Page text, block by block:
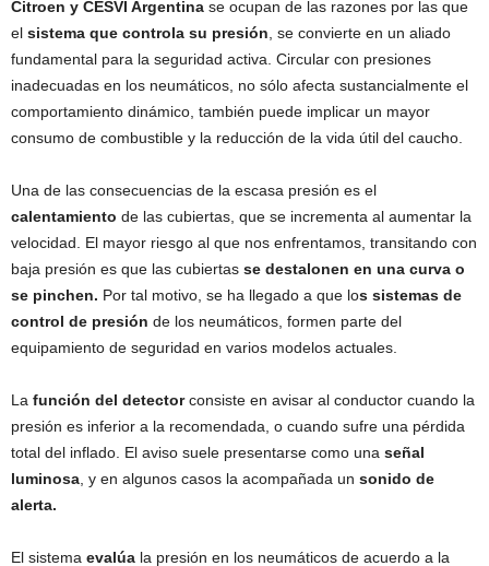
Citroen y CESVI Argentina se ocupan de las razones por las que
el sistema que controla su presión , se convierte en un aliado
fundamental para la seguridad activa. Circular con presiones
inadecuadas en los neumáticos, no sólo afecta sustancialmente el
comportamiento dinámico, también puede implicar un mayor
consumo de combustible y la reducción de la vida útil del caucho.
Una de las consecuencias de la escasa presión es el
calentamiento de las cubiertas, que se incrementa al aumentar la
velocidad. El mayor riesgo al que nos enfrentamos, transitando con
baja presión es que las cubiertas se destalonen en una curva o
se pinchen. Por tal motivo, se ha llegado a que los sistemas de
control de presión de los neumáticos, formen parte del
equipamiento de seguridad en varios modelos actuales.
La función del detectorconsiste en avisar al conductor cuando la
presión es inferior a la recomendada, o cuando sufre una pérdida
total del inflado. El aviso suele presentarse como una señal
luminosa , y en algunos casos la acompañada un sonido de
alerta.
El sistema evalúa la presión en los neumáticos de acuerdo a la